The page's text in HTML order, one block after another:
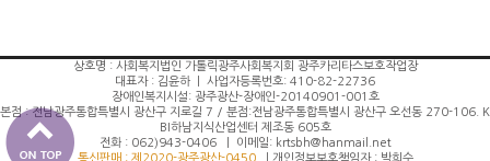
상호명 : 사회복지법인 가톨릭광주사회복지회 광주카리타스보호작업장
대표자 : 김윤하 | 사업자등록번호: 410-82-22736
장애인복지시설: 광주광산-장애인-20140901-001호
본점 : 전남광주통합특별시 광산구 지로길 7 / 분점:전남광주통합특별시 광산구 오선동 270-106. K
BI하남지식산업센터 제조동 605호
전화 : 062)943-0406 | 이메일: krtsbh@hanmail.net
통신판매 : 제2020-광주광산-0450| 개인정보보호책임자 : 박희수